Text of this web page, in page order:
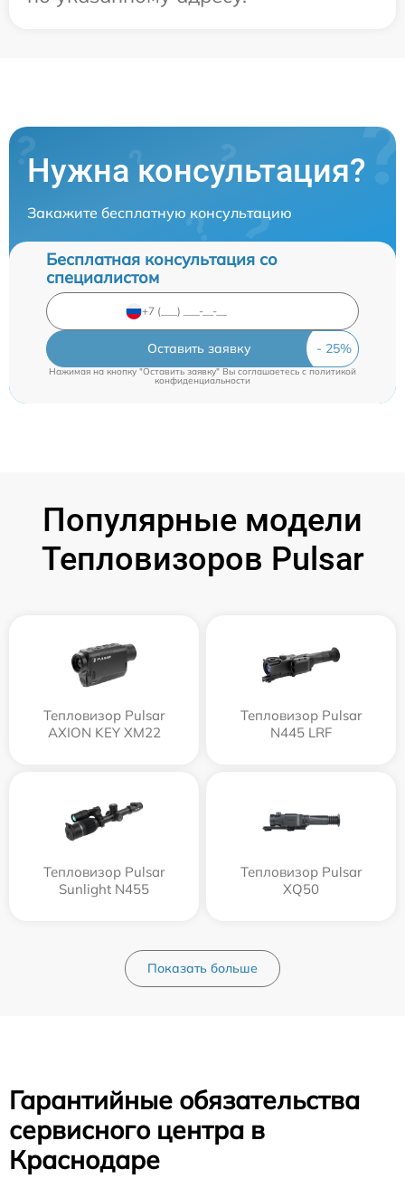
Нужна консультация?
Закажите бесплатную консультацию
Бесплатная консультация со
специалистом
Оставить заявку
Нажимая на кнопку "Оставить заявку" Вы соглашаетесь cполитикой
конфиденциальности
Популярные модели
Тепловизоров Pulsar
Тепловизор Pulsar
AXION KEY XM22
Тепловизор Pulsar
N445 LRF
Тепловизор Pulsar
Sunlight N455
Тепловизор Pulsar
XQ50
Показать больше
Гарантийные обязательства
сервисного центра в
Краснодаре